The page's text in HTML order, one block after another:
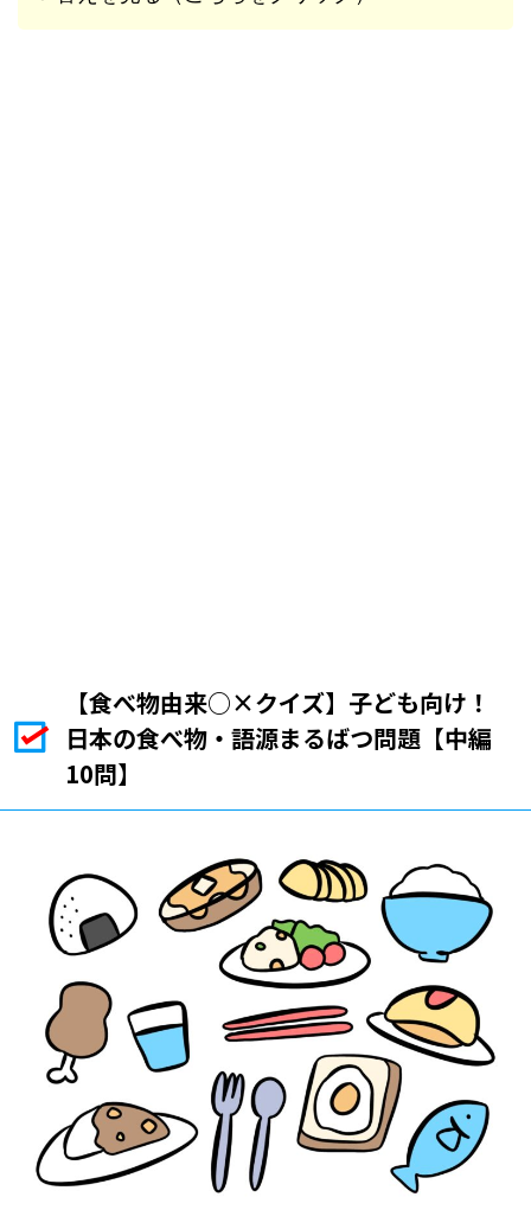
【食べ物由来○×クイズ】子ども向け！
日本の食べ物・語源まるばつ問題【中編
10問】